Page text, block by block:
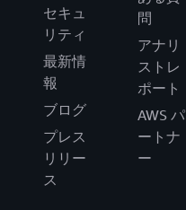
セキュ
リティ
最新情
報
ブログ
プレス
リリー
ス
問
アナリ
ストレ
ポート
AWS パ
ートナ
ー